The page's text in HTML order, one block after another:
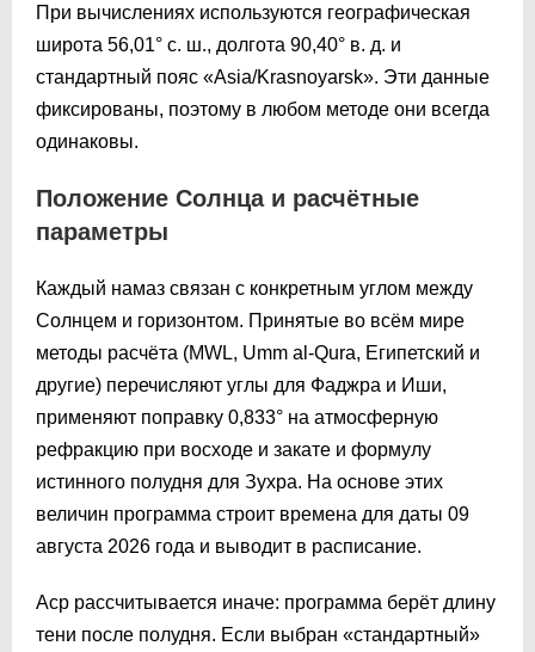
При вычислениях используются географическая
широта 56,01° с. ш., долгота 90,40° в. д. и
стандартный пояс «Asia/Krasnoyarsk». Эти данные
фиксированы, поэтому в любом методе они всегда
одинаковы.
Положение Солнца и расчётные
параметры
Каждый намаз связан с конкретным углом между
Солнцем и горизонтом. Принятые во всём мире
методы расчёта (MWL, Umm al-Qura, Египетский и
другие) перечисляют углы для Фаджра и Иши,
применяют поправку 0,833° на атмосферную
рефракцию при восходе и закате и формулу
истинного полудня для Зухра. На основе этих
величин программа строит времена для даты 09
августа 2026 года и выводит в расписание.
Аср рассчитывается иначе: программа берёт длину
тени после полудня. Если выбран «стандартный»